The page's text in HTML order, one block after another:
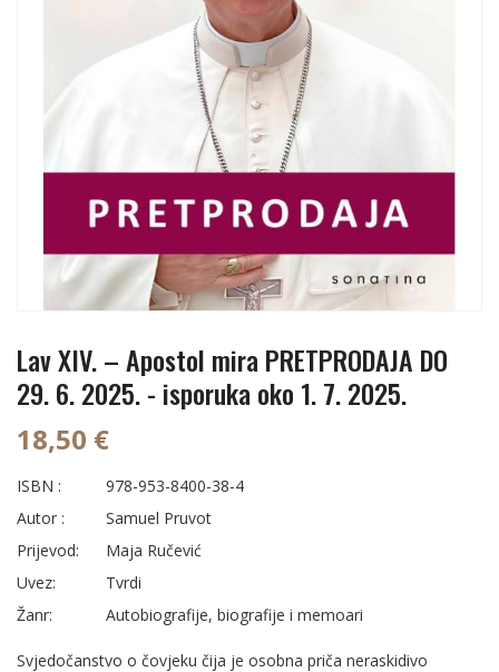
Lav XIV. – Apostol mira PRETPRODAJA DO
29. 6. 2025. - isporuka oko 1. 7. 2025.
18,50 €
ISBN :
978-953-8400-38-4
Autor :
Samuel Pruvot
Prijevod:
Maja Ručević
Uvez:
Tvrdi
Žanr:
Autobiografije, biografije i memoari
Svjedočanstvo o čovjeku čija je osobna priča neraskidivo